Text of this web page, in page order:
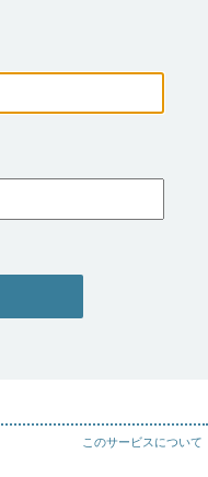
このサービスについて